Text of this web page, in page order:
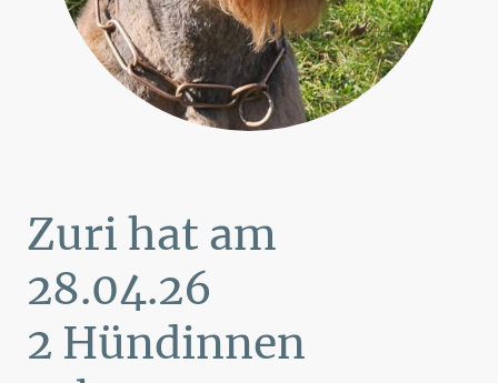
Zuri hat am
28.04.26
2 Hündinnen